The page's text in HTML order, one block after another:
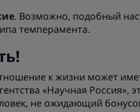
. Возможно, подобный
темперамента.
к жизни может
«Научная Россия»,
не ожидающий